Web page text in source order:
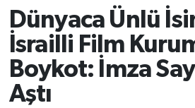
Dünyaca Ünlü
İsrailli Film
Boykot: İmza
Aştı
Spor
Savunma - Teknoloji
Süper Lig Puan Durumu ve
Tüm Manşetler
Son Dakika Haberleri